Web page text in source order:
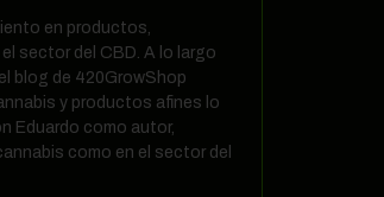
en productos,
sector del CBD. A lo largo
blog de 420GrowShop
y productos afines lo
Eduardo como autor,
como en el sector del